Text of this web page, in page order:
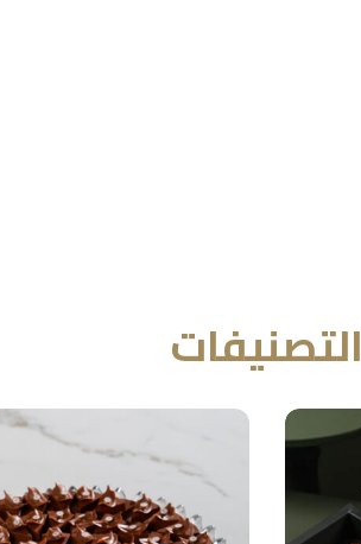
التصنيفات